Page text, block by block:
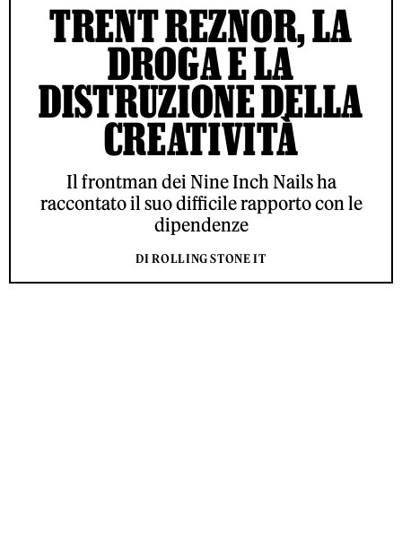
TRENT REZNOR, LA
DROGA E LA
DISTRUZIONE DELLA
CREATIVITÀ
Il frontman dei Nine Inch Nails ha
raccontato il suo difficile rapporto con le
dipendenze
DI ROLLING STONE IT